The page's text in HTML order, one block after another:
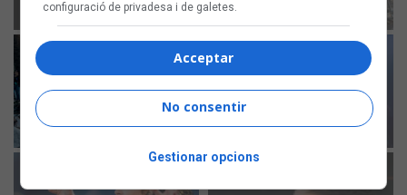
configuració de privadesa i de galetes.
Acceptar
No consentir
Gestionar opcions